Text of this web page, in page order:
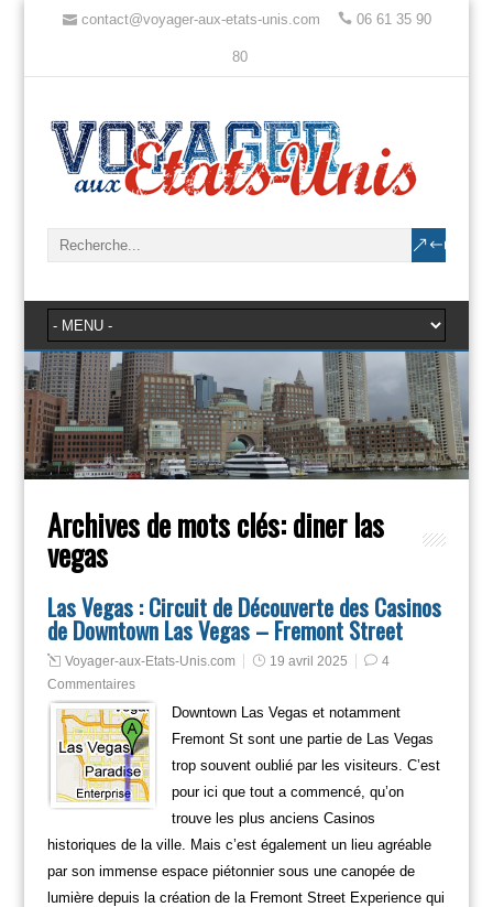
contact@voyager-aux-etats-unis.com 06 61 35 90
80
Archives de mots clés:diner las
vegas
Las Vegas : Circuit de Découverte des Casinos
de Downtown Las Vegas – Fremont Street
Voyager-aux-Etats-Unis.com 19 avril 2025
4
Commentaires
Downtown Las Vegas et notamment
Fremont St sont une partie de Las Vegas
trop souvent oublié par les visiteurs. C’est
pour ici que tout a commencé, qu’on
trouve les plus anciens Casinos
historiques de la ville. Mais c’est également un lieu agréable
par son immense espace piétonnier sous une canopée de
lumière depuis la création de la Fremont Street Experience qui